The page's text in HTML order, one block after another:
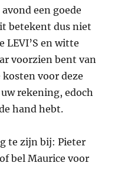
een goede
betekent dus niet
LEVI’S en witte
voorzien bent van
voor deze
rekening, edoch
hand hebt.
te zijn bij: Pieter
bel Maurice voor